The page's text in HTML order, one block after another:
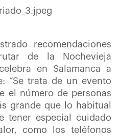
recomendaciones
de la Nochevieja
en Salamanca a
“Se trata de un evento
el número de personas
grande que lo habitual
tener especial cuidado
como los teléfonos